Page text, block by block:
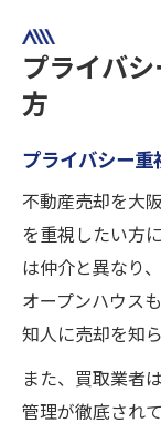
プライバ
方
プライバシー重
不動産売却を大
を重視したい方
は仲介と異なり
オープンハウス
知人に売却を知
また、買取業者
管理が徹底され